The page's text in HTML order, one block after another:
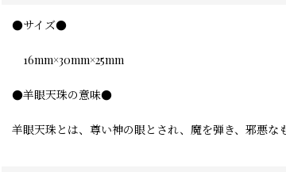
●サイズ●
16mm×30mm×25mm
●羊眼天珠の意味●
羊眼天珠とは、尊い神の眼とされ、魔を弾き、邪悪な